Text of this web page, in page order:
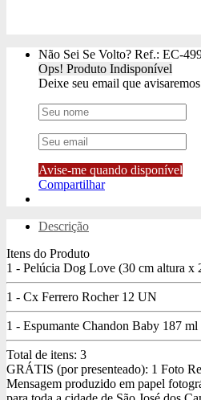
Não Sei Se Volto? Ref.: EC-
Ops! Produto Indisponível
Deixe seu email que
Avise-me quando disponível
Compartilhar
Descrição
Itens do Produto
1 - Pelúcia Dog Love (30 cm altura x
1 - Cx Ferrero Rocher 12 UN
1 - Espumante Chandon Baby 187 ml
Total de itens: 3
GRÁTIS (por presenteado): 1 Foto
Mensagem produzido em papel